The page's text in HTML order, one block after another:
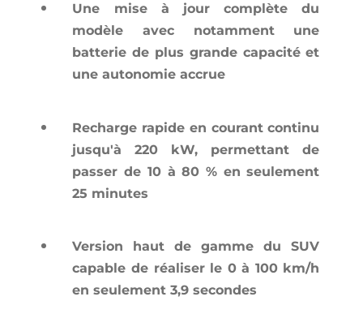
Une mise à jour complète du
modèle avec notamment une
batterie de plus grande capacité et
une autonomie accrue
Recharge rapide en courant continu
jusqu'à 220 kW, permettant de
passer de 10 à 80 % en seulement
25 minutes
Version haut de gamme du SUV
capable de réaliser le 0 à 100 km/h
en seulement 3,9 secondes